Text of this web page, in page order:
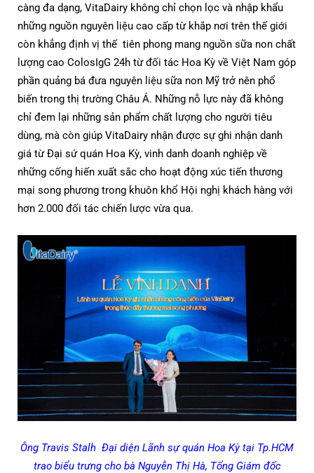
càng đa dạng, VitaDairy không chỉ chọn lọc và nhập khẩu
những nguồn nguyên liệu cao cấp từ khắp nơi trên thế giới
còn khẳng định vị thế tiên phong mang nguồn sữa non chất
lượng cao ColosIgG 24h từ đối tác Hoa Kỳ về Việt Nam góp
phần quảng bá đưa nguyên liệu sữa non Mỹ trở nên phổ
biến trong thị trường Châu Á. Những nỗ lực này đã không
chỉ đem lại những sản phẩm chất lượng cho người tiêu
dùng, mà còn giúp VitaDairy nhận được sự ghi nhận danh
giá từ Đại sứ quán Hoa Kỳ, vinh danh doanh nghiệp về
những cống hiến xuất sắc cho hoạt động xúc tiến thương
mại song phương trong khuôn khổ Hội nghị khách hàng với
hơn 2.000 đối tác chiến lược vừa qua.
Ông Travis Stalh Đại diện Lãnh sự quán Hoa Kỳ tại Tp.HCM
trao biểu trưng cho bà Nguyễn Thị Hà, Tổng Giám đốc